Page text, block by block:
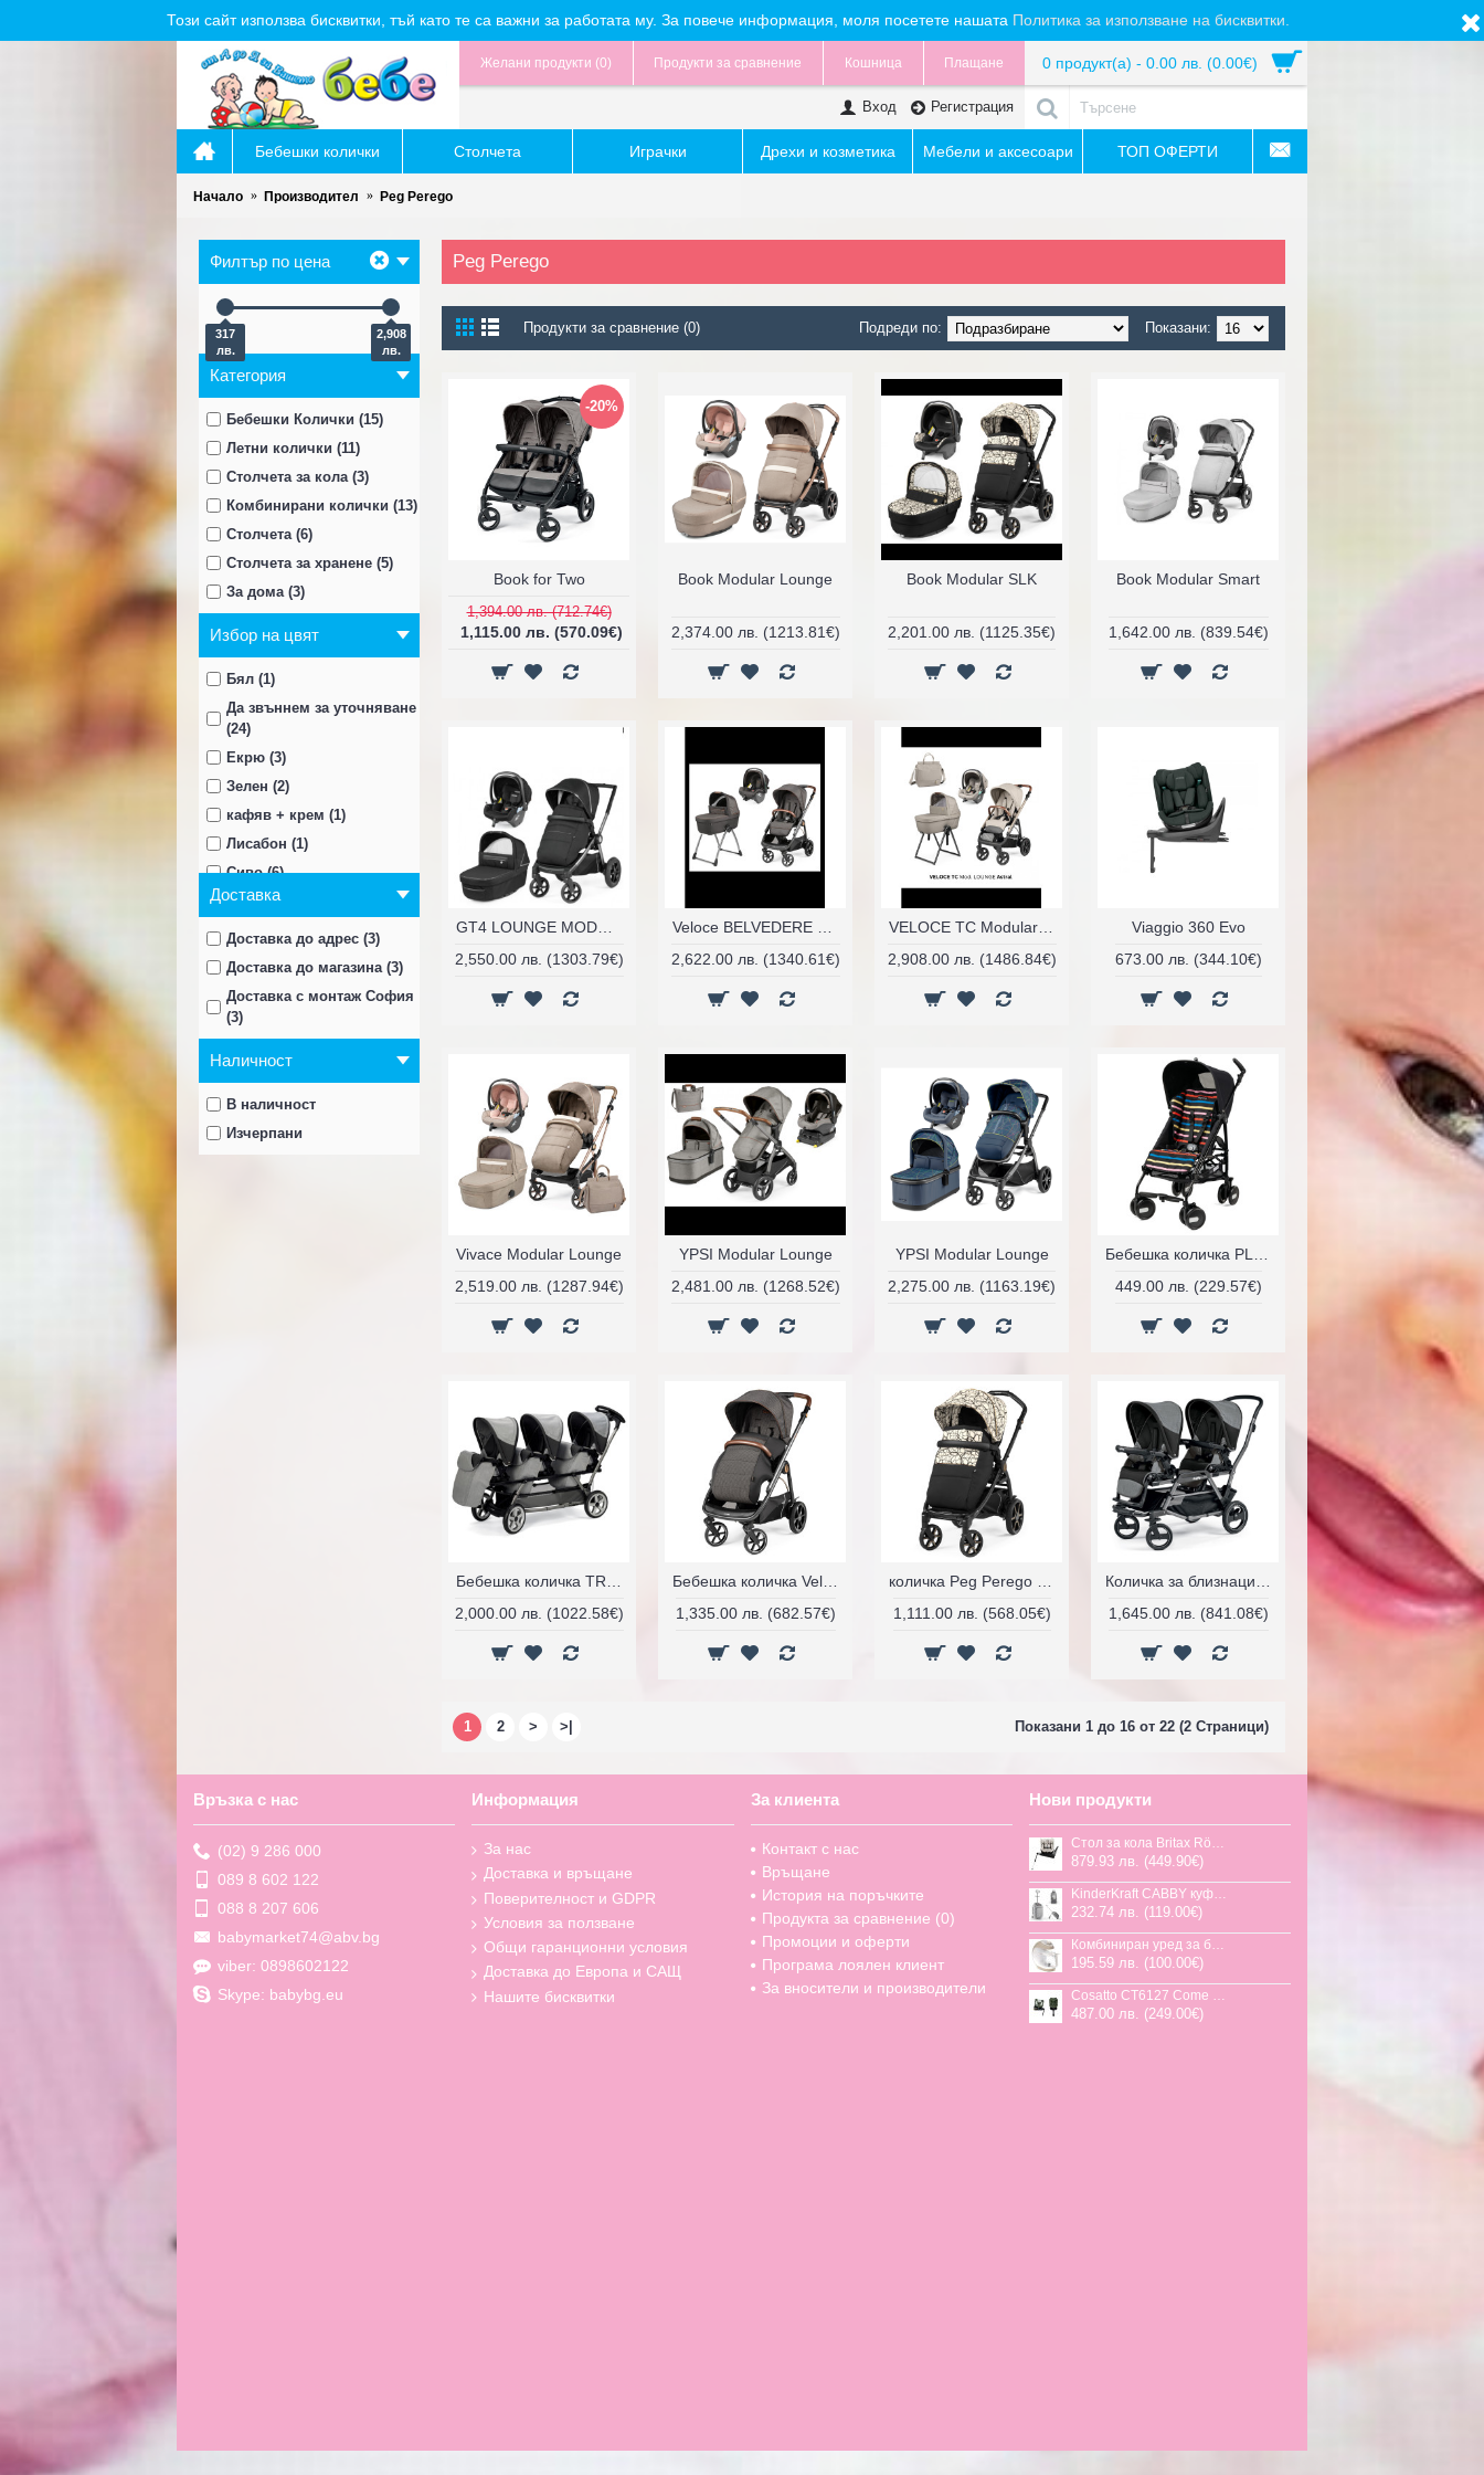
Този сайт използва бисквитки, тъй като те са важни за работата му. За повече информация, моля посетете нашата Политика за използване на бисквитки.
Желани продукти (0) Продукти за сравнение Кошница Плащане 0 продукт(а) - 0.00 лв. (0.00€)
Вход Регистрация
Бебешки колички Столчета Играчки Дрехи и козметика Мебели и аксесоари ТОП ОФЕРТИ
Начало Производител Peg Perego
Филтър по цена
317
лв.
2,908
лв.
Категория
Бебешки Колички (15)
Летни колички (11)
Столчета за кола (3)
Комбинирани колички (13)
Столчета (6)
Столчета за хранене (5)
За дома (3)
Колички за близнаци (5)
Аксесоари за колички (9)
Хранене с шише (3)
Аксесоари (17)
био продукти (2)
ТОП ОФЕРТИ (14)
Избор на цвят
Бял (1)
Да звъннем за уточняване
(24)
Екрю (3)
Зелен (2)
кафяв + крем (1)
Лисабон (1)
Сиво (6)
Син (2)
Червен (2)
Черен (5)
Доставка
Доставка до адрес (3)
Доставка до магазина (3)
Доставка с монтаж София
(3)
Наличност
В наличност
Изчерпани
Peg Perego
Продукти за сравнение (0) Показани:
Подреди по:
-20%
Book for Two
1,394.00 лв. (712.74€)
1,115.00 лв. (570.09€)
Book Modular Lounge
2,374.00 лв. (1213.81€)
Book Modular SLK
2,201.00 лв. (1125.35€)
Book Modular Smart
1,642.00 лв. (839.54€)
2,550.00 лв. (1303.79€)
2,622.00 лв. (1340.61€)
2,908.00 лв. (1486.84€)
Viaggio 360 Evo
673.00 лв. (344.10€)
Vivace Modular Lounge
2,519.00 лв. (1287.94€)
YPSI Modular Lounge
2,481.00 лв. (1268.52€)
YPSI Modular Lounge
2,275.00 лв. (1163.19€)
449.00 лв. (229.57€)
2,000.00 лв. (1022.58€)
1,335.00 лв. (682.57€)
1,111.00 лв. (568.05€)
1,645.00 лв. (841.08€)
1 2 > >| Показани 1 до 16 от 22 (2 Страници)
Връзка с нас
(02) 9 286 000
089 8 602 122
088 8 207 606
babymarket74@abv.bg
viber: 0898602122
Skype: babybg.eu
Информация
За нас
Доставка и връщане
Поверителност и GDPR
Условия за ползване
Общи гаранционни условия
Доставка до Европа и САЩ
Нашите бисквитки
За клиента
Контакт с нас
Връщане
История на поръчките
Продукта за сравнение (0)
Промоции и оферти
Програма лоялен клиент
За вносители и производители
Нови продукти
Стол за кола Britax Römer Swivel-Grow Max Air, 40-125 см
879.93 лв. (449.90€)
KinderKraft CABBY куфар със седалка
232.74 лв. (119.00€)
Комбиниран уред за бебешка храна Jane Chefkiss, 7 функции
195.59 лв. (100.00€)
Cosatto CT6127 Come and go 2 столче за кола HOGLET
487.00 лв. (249.00€)